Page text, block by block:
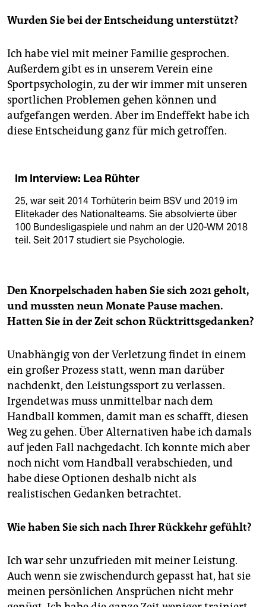
Wurden Sie bei der Entscheidung unterstützt?
Ich habe viel mit meiner Familie gesprochen.
Außerdem gibt es in unserem Verein eine
Sportpsychologin, zu der wir immer mit unseren
sportlichen Problemen gehen können und
aufgefangen werden. Aber im Endeffekt habe ich
diese Entscheidung ganz für mich getroffen.
Im Interview: Lea Rühter
25, war seit 2014 Torhüterin beim BSV und 2019 im
Elite­kader des Nationalteams. Sie absolvierte über
100 Bundesligaspiele und nahm an der U20-WM 2018
teil. Seit 2017 studiert sie Psychologie.
Den Knorpelschaden haben Sie sich 2021 geholt,
und mussten neun Monate Pause machen.
Hatten Sie in der Zeit schon Rücktrittsgedanken?
Unabhängig von der Verletzung findet in einem
ein großer Prozess statt, wenn man darüber
nachdenkt, den Leistungssport zu verlassen.
Irgendetwas muss unmittelbar nach dem
Handball kommen, damit man es schafft, diesen
Weg zu gehen. Über Alternativen habe ich damals
auf jeden Fall nachgedacht. Ich konnte mich aber
noch nicht vom Handball verabschieden, und
habe diese Optionen deshalb nicht als
realistischen Gedanken betrachtet.
Wie haben Sie sich nach Ihrer Rückkehr gefühlt?
Ich war sehr unzufrieden mit meiner Leistung.
Auch wenn sie zwischendurch gepasst hat, hat sie
meinen persönlichen Ansprüchen nicht mehr